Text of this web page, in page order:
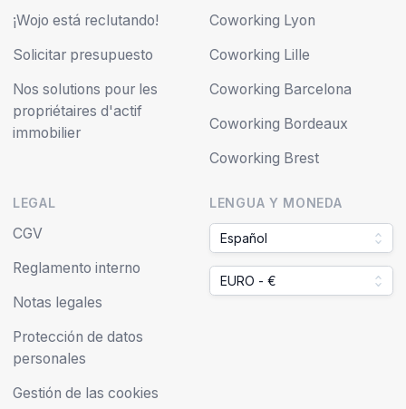
¡Wojo está reclutando!
Solicitar presupuesto
Nos solutions pour les
propriétaires d'actif
immobilier
Coworking Lyon
Coworking Lille
Coworking Barcelona
Coworking Bordeaux
Coworking Brest
LEGAL
CGV
Reglamento interno
Notas legales
Protección de datos
personales
Gestión de las cookies
LENGUA Y MONEDA
Español
EURO - €